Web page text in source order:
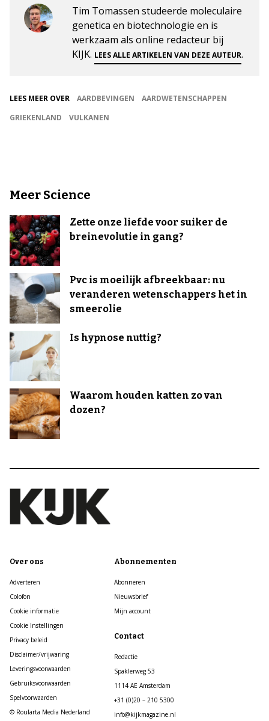
Tim Tomassen studeerde moleculaire
genetica en biotechnologie en is
werkzaam als online redacteur bij
KIJK. LEES ALLE ARTIKELEN VAN DEZE AUTEUR.
LEES MEER OVER AARDBEVINGEN
AARDWETENSCHAPPEN
GRIEKENLAND
VULKANEN
Meer Science
Zette onze liefde voor suiker de
breinevolutie in gang?
Pvc is moeilijk afbreekbaar: nu
veranderen wetenschappers het in
smeerolie
Is hypnose nuttig?
Waarom houden katten zo van
dozen?
Over ons
Adverteren
Colofon
Cookie informatie
Cookie Instellingen
Privacy beleid
Disclaimer/vrijwaring
Leveringsvoorwaarden
Gebruiksvoorwaarden
Spelvoorwaarden
© Roularta Media Nederland
Abonnementen
Abonneren
Nieuwsbrief
Mijn account
Contact
Redactie
Spaklerweg 53
1114 AE Amsterdam
+31 (0)20 – 210 5300
info@kijkmagazine.nl